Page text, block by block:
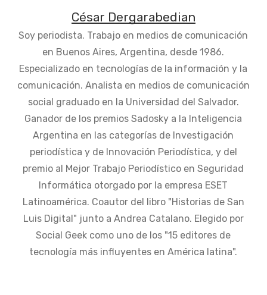
César Dergarabedian
Soy periodista. Trabajo en medios de comunicación
en Buenos Aires, Argentina, desde 1986.
Especializado en tecnologías de la información y la
comunicación. Analista en medios de comunicación
social graduado en la Universidad del Salvador.
Ganador de los premios Sadosky a la Inteligencia
Argentina en las categorías de Investigación
periodística y de Innovación Periodística, y del
premio al Mejor Trabajo Periodístico en Seguridad
Informática otorgado por la empresa ESET
Latinoamérica. Coautor del libro "Historias de San
Luis Digital" junto a Andrea Catalano. Elegido por
Social Geek como uno de los "15 editores de
tecnología más influyentes en América latina".